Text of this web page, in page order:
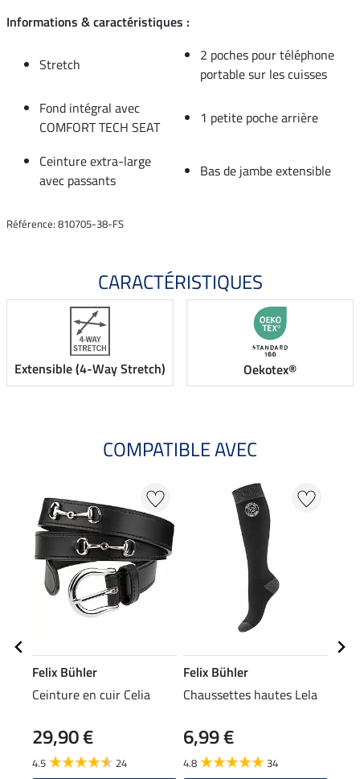
Informations & caractéristiques :
Stretch
2 poches pour téléphone
portable sur les cuisses
Fond intégral avec
COMFORT TECH SEAT
1 petite poche arrière
Ceinture extra-large
avec passants
Bas de jambe extensible
Référence: 810705-38-FS
CARACTÉRISTIQUES
Extensible (4-Way Stretch) Oekotex®
COMPATIBLE AVEC
Felix Bühler
Ceinture en cuir Celia
29,90 €
4.5 24
Felix Bühler
Chaussettes hautes Lela
6,99 €
4.8 34